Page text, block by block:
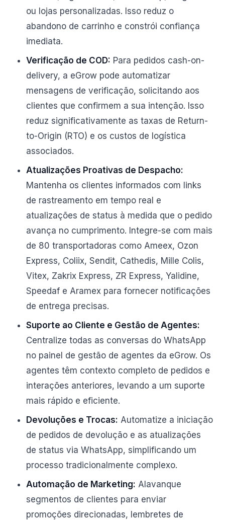
ou lojas personalizadas. Isso reduz o
abandono de carrinho e constrói confiança
imediata.
Verificação de COD: Para pedidos cash-on-
delivery, a eGrow pode automatizar
mensagens de verificação, solicitando aos
clientes que confirmem a sua intenção. Isso
reduz significativamente as taxas de Return-
to-Origin (RTO) e os custos de logística
associados.
Atualizações Proativas de Despacho:
Mantenha os clientes informados com links
de rastreamento em tempo real e
atualizações de status à medida que o pedido
avança no cumprimento. Integre-se com mais
de 80 transportadoras como Ameex, Ozon
Express, Coliix, Sendit, Cathedis, Mille Colis,
Vitex, Zakrix Express, ZR Express, Yalidine,
Speedaf e Aramex para fornecer notificações
de entrega precisas.
Suporte ao Cliente e Gestão de Agentes:
Centralize todas as conversas do WhatsApp
no painel de gestão de agentes da eGrow. Os
agentes têm contexto completo de pedidos e
interações anteriores, levando a um suporte
mais rápido e eficiente.
Devoluções e Trocas: Automatize a iniciação
de pedidos de devolução e as atualizações
de status via WhatsApp, simplificando um
processo tradicionalmente complexo.
Automação de Marketing: Alavanque
segmentos de clientes para enviar
promoções direcionadas, lembretes de